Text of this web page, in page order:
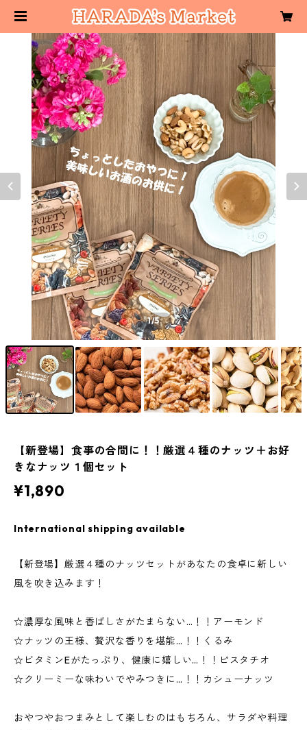
1/5
【新登場】食事の合間に！！厳選４種のナッツ＋お好
きなナッツ１個セット
¥1,890
International shipping available
【新登場】厳選４種のナッツセットがあなたの食卓に新しい
風を吹き込みます！
☆濃厚な風味と香ばしさがたまらない…！！アーモンド
☆ナッツの王様、贅沢な香りを堪能…！！くるみ
☆ビタミンEがたっぷり、健康に嬉しい…！！ピスタチオ
☆クリーミーな味わいでやみつきに…！！カシューナッツ
おやつやおつまみとして楽しむのはもちろん、サラダや料理